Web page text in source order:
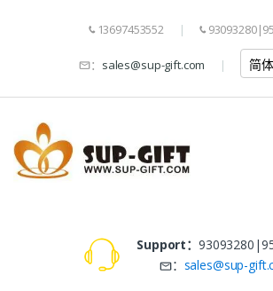
13697453552
： sales@sup-gift.com
Support：
： sales@sup-